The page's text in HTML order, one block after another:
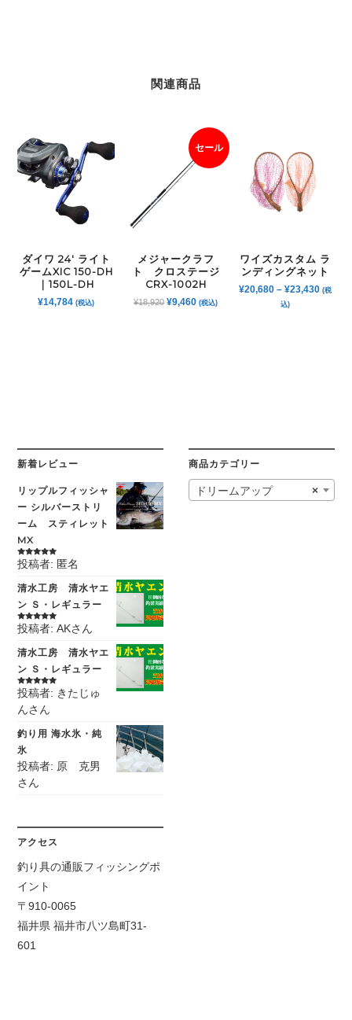
関連商品
ダイワ 24′ ライト
ゲームXIC 150-DH
｜150L-DH
¥14,784 (税込)
セール
メジャークラフ
ト クロステージ
CRX-1002H
¥18,920 元
¥9,460現(税込)
ワイズカスタム ラ
ンディングネット
¥20,680– ¥23,430 (税
込)
新着レビュー
リップルフィッシャ
ー シルバーストリ
ーム スティレット
MX
5段階中5の
評価
投稿者: 匿名
清水工房 清水ヤエ
ン Ｓ・レギュラー
5段階中5の
評価
投稿者: AKさん
清水工房 清水ヤエ
ン Ｓ・レギュラー
5段階中5の
評価
投稿者: きたじゅ
んさん
釣り用 海水氷・純
氷
投稿者: 原 克男
さん
商品カテゴリー
×
ドリームアップ
アクセス
釣り具の通販フィッシングポ
イント
〒910-0065
福井県 福井市八ツ島町31-
601